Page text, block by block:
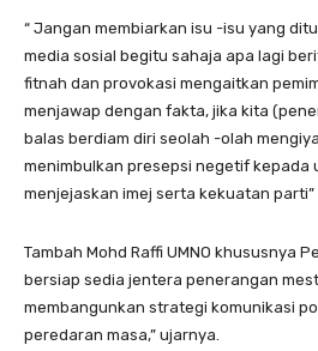
“ Jangan membiarkan isu -isu yang
media sosial begitu sahaja apa lagi
fitnah dan provokasi mengaitkan
menjawap dengan fakta, jika kita
balas berdiam diri seolah -olah
menimbulkan presepsi negetif kepada
menjejaskan imej serta kekuatan parti”
Tambah Mohd Raffi UMNO khususnya
bersiap sedia jentera penerangan
membangunkan strategi komunikasi
peredaran masa,” ujarnya.